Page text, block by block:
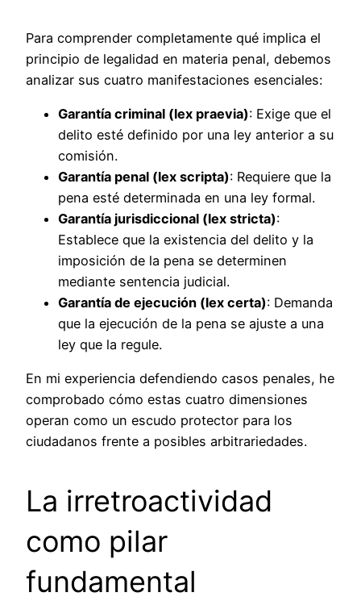
Para comprender completamente qué implica el
principio de legalidad en materia penal, debemos
analizar sus cuatro manifestaciones esenciales:
Garantía criminal (lex praevia): Exige que el
delito esté definido por una ley anterior a su
comisión.
Garantía penal (lex scripta): Requiere que la
pena esté determinada en una ley formal.
Garantía jurisdiccional (lex stricta):
Establece que la existencia del delito y la
imposición de la pena se determinen
mediante sentencia judicial.
Garantía de ejecución (lex certa): Demanda
que la ejecución de la pena se ajuste a una
ley que la regule.
En mi experiencia defendiendo casos penales, he
comprobado cómo estas cuatro dimensiones
operan como un escudo protector para los
ciudadanos frente a posibles arbitrariedades.
La irretroactividad
como pilar
fundamental